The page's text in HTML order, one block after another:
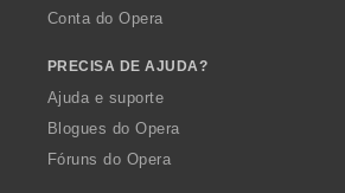
Conta do Opera
PRECISA DE AJUDA?
Ajuda e suporte
Blogues do Opera
Fóruns do Opera